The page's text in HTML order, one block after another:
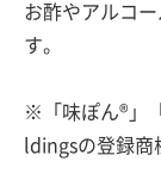
お酢やアルコ
す。
※「味ぽん®」
ldingsの登録商